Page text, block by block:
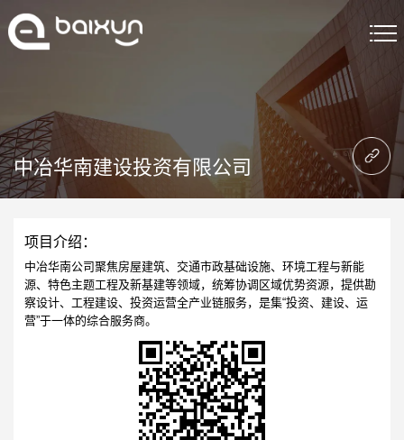
精品案例
关于我们
建站资讯
中冶华南建设投资有限公司
项目介绍：
中冶华南公司聚焦房屋建筑、交通市政基础设施、环境工程与新能
源、特色主题工程及新基建等领域，统筹协调区域优势资源，提供勘
察设计、工程建设、投资运营全产业链服务，是集“投资、建设、运
营”于一体的综合服务商。